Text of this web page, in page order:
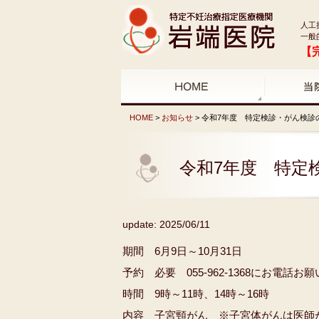
人
一般
HOME > お知らせ > 令和7年度 特定検診・がん検診
令和7年度 特定
update: 2025/06/11
期間 6月9日～10月31日
予約 必要 055-962-1368にお電話お願
時間 9時～11時、14時～16時
内容 子宮頸がん ※子宮体がんは医師